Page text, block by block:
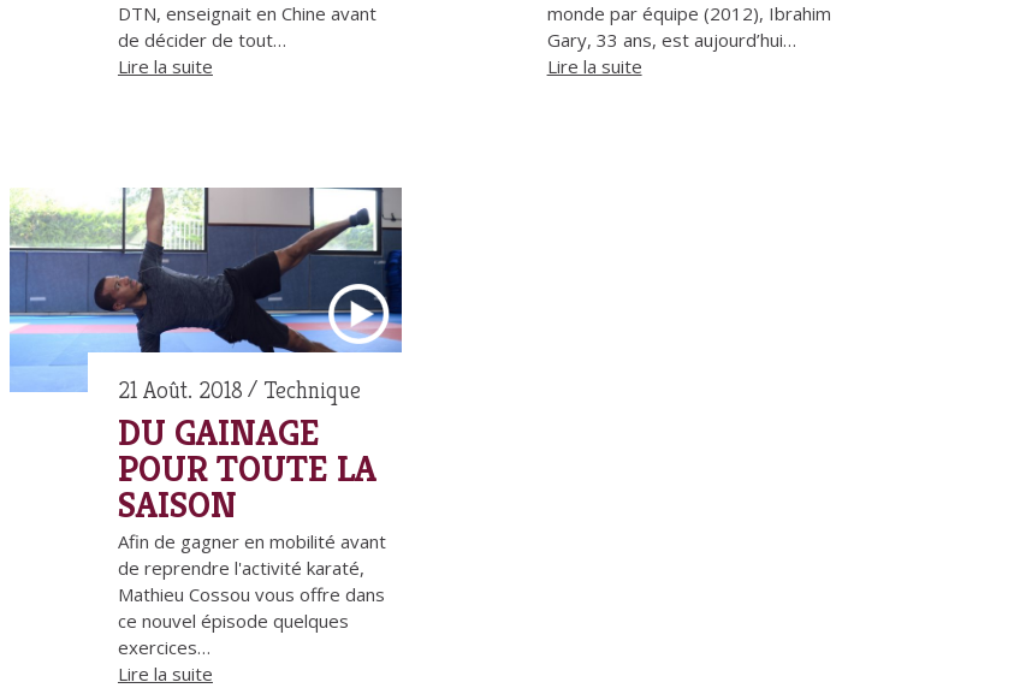
DTN, enseignait en Chine avant
de décider de tout…
Lire la suite
monde par équipe (2012), Ibrahim
Gary, 33 ans, est aujourd’hui…
Lire la suite
21 Août. 2018 Technique
DU GAINAGE
POUR TOUTE LA
SAISON
Afin de gagner en mobilité avant
de reprendre l'activité karaté,
Mathieu Cossou vous offre dans
ce nouvel épisode quelques
exercices…
Lire la suite